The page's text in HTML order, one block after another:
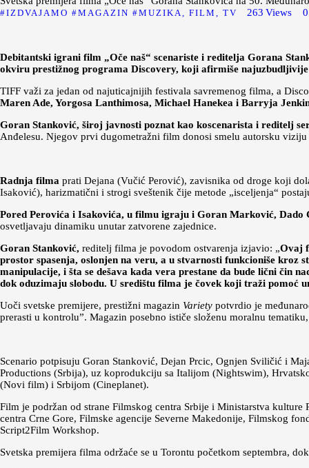
IZDVAJAMO MAGAZIN MUZIKA, FILM, TV 263 Views 0
Debitantski igrani film „Oče naš“ scenariste i reditelja Gorana
okviru prestižnog programa Discovery, koji afirmiše
TIFF važi za jedan od najuticajnijih festivala savremenog filma, a
Maren Ade, Yorgosa Lanthimosa, Michael Hanekea i Barryja
Goran Stanković, široj javnosti poznat kao koscenarista i reditelj
Anđelesu. Njegov prvi dugometražni film donosi smelu autorsku
Radnja filma prati Dejana (Vučić Perović), zavisnika od droge koji
Isaković), harizmatični i strogi sveštenik čije metode „isceljenja“
Pored Perovića i Isakovića, u filmu igraju i Goran Marković,
osvetljavaju dinamiku unutar zatvorene zajednice.
Goran Stanković, reditelj filma je povodom ostvarenja izjavio: „Ovaj
prostor spasenja, oslonjen na veru, a u stvarnosti funkcioniše kroz
manipulacije, i šta se dešava kada vera prestane da bude lični čin
dok oduzimaju slobodu. U središtu filma je čovek koji traži pomoć
Uoči svetske premijere, prestižni magazin Variety potvrdio je
prerasti u kontrolu”. Magazin posebno ističe složenu moralnu
Scenario potpisuju Goran Stanković, Dejan Prcic, Ognjen Sviličić i
Productions (Srbija), uz koprodukciju sa Italijom (Nightswim),
(Novi film) i Srbijom (Cineplanet).
Film je podržan od strane Filmskog centra Srbije i Ministarstva
centra Crne Gore, Filmske agencije Severne Makedonije, Filmskog
Script2Film Workshop.
Svetska premijera filma održaće se u Torontu početkom septembra,